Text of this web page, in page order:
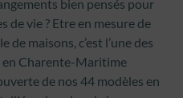
bien pensés pour
de vie ? Etre en mesure de
maisons, c’est l’une des
en Charente-Maritime
de nos 44 modèles en